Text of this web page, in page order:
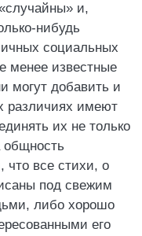
и,
нибудь
социальных
менее известные
могут добавить и
различиях имеют
их не только
общность
что все стихи, о
под свежим
либо хорошо
его